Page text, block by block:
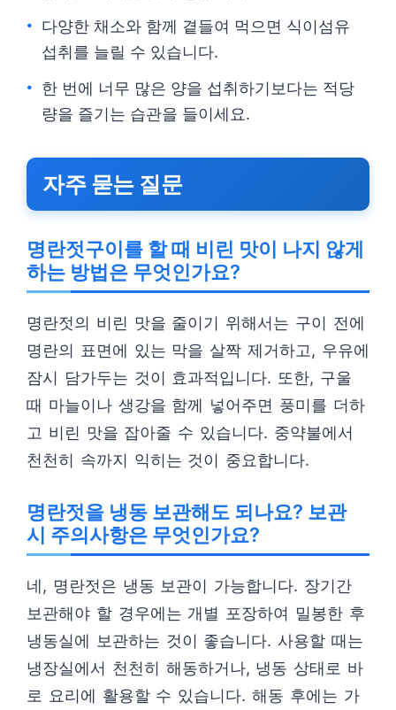
다양한 채소와 함께 곁들여 먹으면 식이섬유
섭취를 늘릴 수 있습니다.
한 번에 너무 많은 양을 섭취하기보다는 적당
량을 즐기는 습관을 들이세요.
자주 묻는 질문
명란젓구이를 할 때 비린 맛이 나지 않게
하는 방법은 무엇인가요?
명란젓의 비린 맛을 줄이기 위해서는 구이 전에
명란의 표면에 있는 막을 살짝 제거하고, 우유에
잠시 담가두는 것이 효과적입니다. 또한, 구울
때 마늘이나 생강을 함께 넣어주면 풍미를 더하
고 비린 맛을 잡아줄 수 있습니다. 중약불에서
천천히 속까지 익히는 것이 중요합니다.
명란젓을 냉동 보관해도 되나요? 보관
시 주의사항은 무엇인가요?
네, 명란젓은 냉동 보관이 가능합니다. 장기간
보관해야 할 경우에는 개별 포장하여 밀봉한 후
냉동실에 보관하는 것이 좋습니다. 사용할 때는
냉장실에서 천천히 해동하거나, 냉동 상태로 바
로 요리에 활용할 수 있습니다. 해동 후에는 가